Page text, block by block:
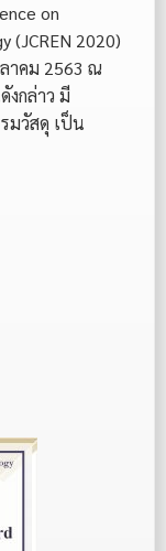
on
(JCREN 2020)
าคม 2563 ณ
กล่าว มี
มวัสดุ เป็น